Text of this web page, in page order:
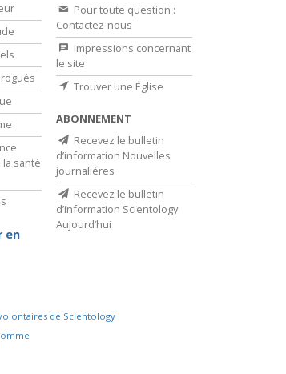
santé
en
Pour toute question :
Contactez-nous
Impressions concernant
le site
Trouver une Église
ABONNEMENT
Recevez le bulletin
d’information Nouvelles
journalières
Recevez le bulletin
d’information Scientology
Aujourd’hui
de Scientology